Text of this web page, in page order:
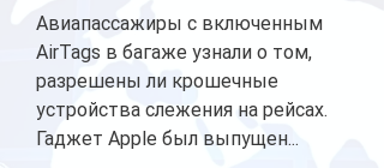
Авиапассажиры с включенным
AirTags в багаже узнали о том,
разрешены ли крошечные
устройства слежения на рейсах.
Гаджет Apple был выпущен...